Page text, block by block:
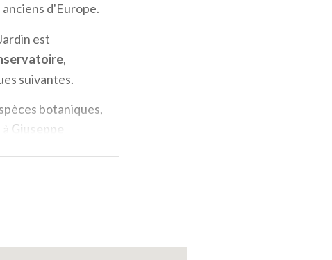
d'Europe.
est
,
suivantes.
botaniques,
Giuseppe